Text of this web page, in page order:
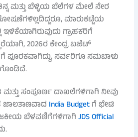
ಮತ್ತು ಬೆಳ್ಳಿಯ ಬೆಲೆಗಳ ಮೇಲೆ ನೇರ
ಮಾರುಕಟ್ಟೆಯ
ಗ್ರಾಹಕರಿಗೆ
2026ರ ಕೇಂದ್ರ ಬಜೆಟ್
ಪೂರಕವಾಗಿದ್ದು, ಸರ್ವರಿಗೂ ಸಮಬಾಳು
ಸಂಪೂರ್ಣ ದಾಖಲೆಗಳಿಗಾಗಿ ನೀವು
ಜಾಲತಾಣವಾದ India Budgetಗೆ ಭೇಟಿ
ಬೆಳವಣಿಗೆಗಳಿಗಾಗಿJDS Official